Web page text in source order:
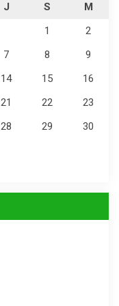
J S
M
1
2
7 8
9
14 15
16
21 22
23
28 29
30